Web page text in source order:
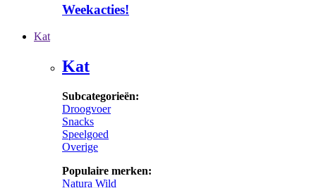
Weekacties!
Kat
Kat
Subcategorieën:
Droogvoer
Snacks
Speelgoed
Overige
Populaire merken:
Natura Wild